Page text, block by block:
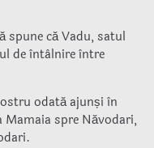
spune că Vadu, satul
de întâlnire între
odată ajunși în
Mamaia spre Năvodari,